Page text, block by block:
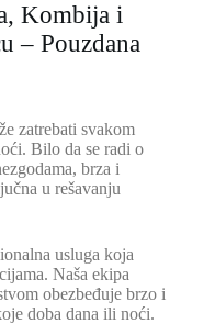
Kombija i
– Pouzdana
zatrebati svakom
Bilo da se radi o
brza i
u rešavanju
usluga koja
Naša ekipa
obezbeđuje brzo i
doba dana ili noći.